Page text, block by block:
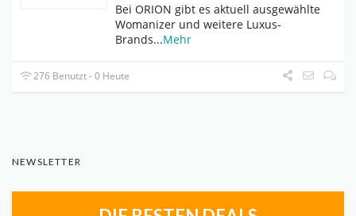
Bei ORION gibt es aktuell ausgewählte
Womanizer und weitere Luxus-
Brands...Mehr
276 Benutzt - 0 Heute
NEWSLETTER